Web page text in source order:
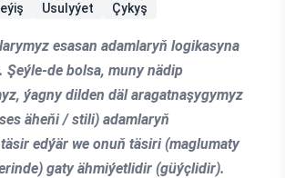
Usulyýet Çykyş
esasan adamlaryň logikasyna
Şeýle-de bolsa, muny nädip
ýagny dilden däl aragatnaşygymyz
äheňi / stili) adamlaryň
edýär we onuň täsiri (maglumaty
gaty ähmiýetlidir (güýçlidir).